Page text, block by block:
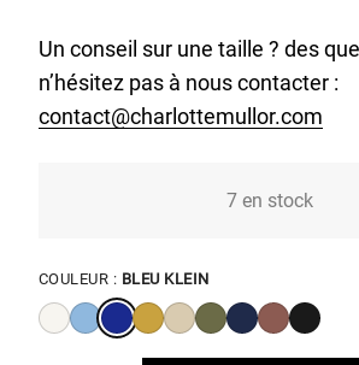
Un conseil sur une taille ? des
n’hésitez pas à nous contacter :
contact@charlottemullor.com
7 en stock
COULEUR : BLEU KLEIN